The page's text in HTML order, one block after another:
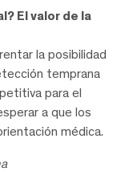
El valor de la
la posibilidad
temprana
para el
a que los
médica.